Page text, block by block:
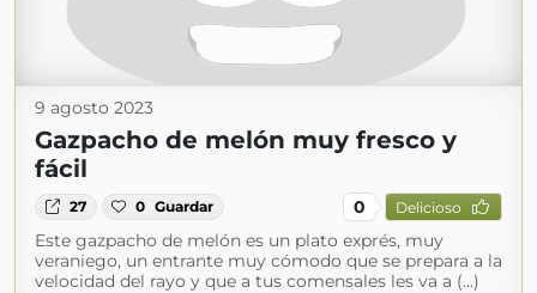
9 agosto 2023
Gazpacho de melón muy fresco y
fácil
27 0 Guardar 0 Delicioso
Este gazpacho de melón es un plato exprés, muy
veraniego, un entrante muy cómodo que se prepara a la
velocidad del rayo y que a tus comensales les va a (...)